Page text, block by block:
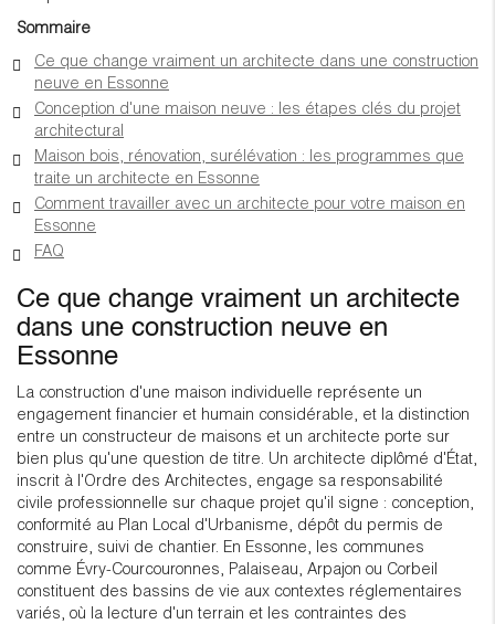
Sommaire
Ce que change vraiment un architecte dans une construction
neuve en Essonne
Conception d'une maison neuve : les étapes clés du projet
architectural
Maison bois, rénovation, surélévation : les programmes que
traite un architecte en Essonne
Comment travailler avec un architecte pour votre maison en
Essonne
FAQ
Ce que change vraiment un architecte
dans une construction neuve en
Essonne
La construction d'une maison individuelle représente un
engagement financier et humain considérable, et la distinction
entre un constructeur de maisons et un architecte porte sur
bien plus qu'une question de titre. Un architecte diplômé d'État,
inscrit à l'Ordre des Architectes, engage sa responsabilité
civile professionnelle sur chaque projet qu'il signe : conception,
conformité au Plan Local d'Urbanisme, dépôt du permis de
construire, suivi de chantier. En Essonne, les communes
comme Évry-Courcouronnes, Palaiseau, Arpajon ou Corbeil
constituent des bassins de vie aux contextes réglementaires
variés, où la lecture d'un terrain et les contraintes des